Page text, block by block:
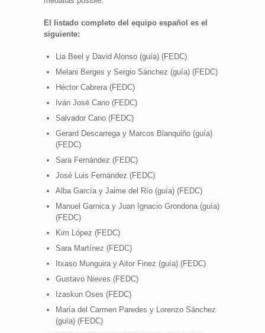
El listado completo del equipo español es el
siguiente:
Lia Beel y David Alonso (guía) (FEDC)
Melani Berges y Sergio Sánchez (guía) (FEDC)
Héctor Cabrera (FEDC)
Iván José Cano (FEDC)
Salvador Cano (FEDC)
Gerard Descarrega y Marcos Blanquiño (guía)
(FEDC)
Sara Fernández (FEDC)
José Luis Fernández (FEDC)
Alba García y Jaime del Río (guía) (FEDC)
Manuel Garnica y Juan Ignacio Grondona (guía)
(FEDC)
Kim López (FEDC)
Sara Martínez (FEDC)
Itxaso Munguira y Aitor Finez (guía) (FEDC)
Gustavo Nieves (FEDC)
Izaskun Oses (FEDC)
María del Carmen Paredes y Lorenzo Sánchez
(guía) (FEDC)